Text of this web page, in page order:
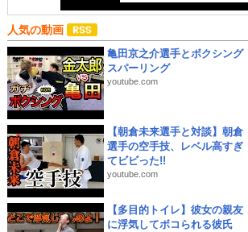
人気の動画
亀田京之介選手とボクシング
スパーリング
youtube.com
【朝倉未来選手と対談】朝倉
選手の空手技、レベル高すぎ
てビビった!!
youtube.com
【多目的トイレ】彼女の親友
に浮気してボコられる彼氏